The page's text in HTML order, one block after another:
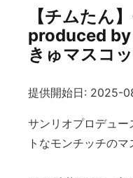
【チムたん
produced
きゅマスコ
提供開始日: 2025-
サンリオプロデュ
トなモンチッチの